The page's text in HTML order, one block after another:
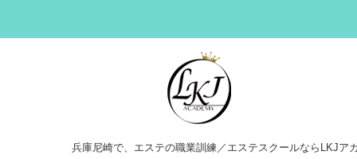
兵庫尼崎で、エステの職業訓練／エステスクールならLKJア